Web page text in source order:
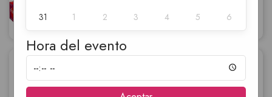
$2.79
31 1 2 3 4 5 6
Hora del evento